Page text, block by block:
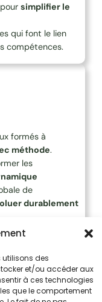
utilisons des
et/ou accéder aux
à ces technologies
que le comportement
simplifier le
qui font le lien
compétences.
formés à
méthode.
les
de
durablement